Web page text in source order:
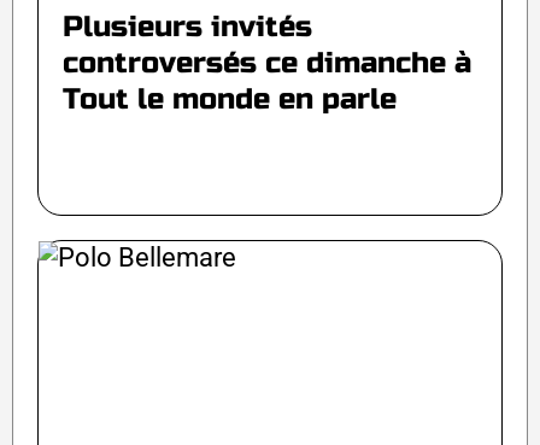
Plusieurs invités
controversés ce dimanche à
Tout le monde en parle